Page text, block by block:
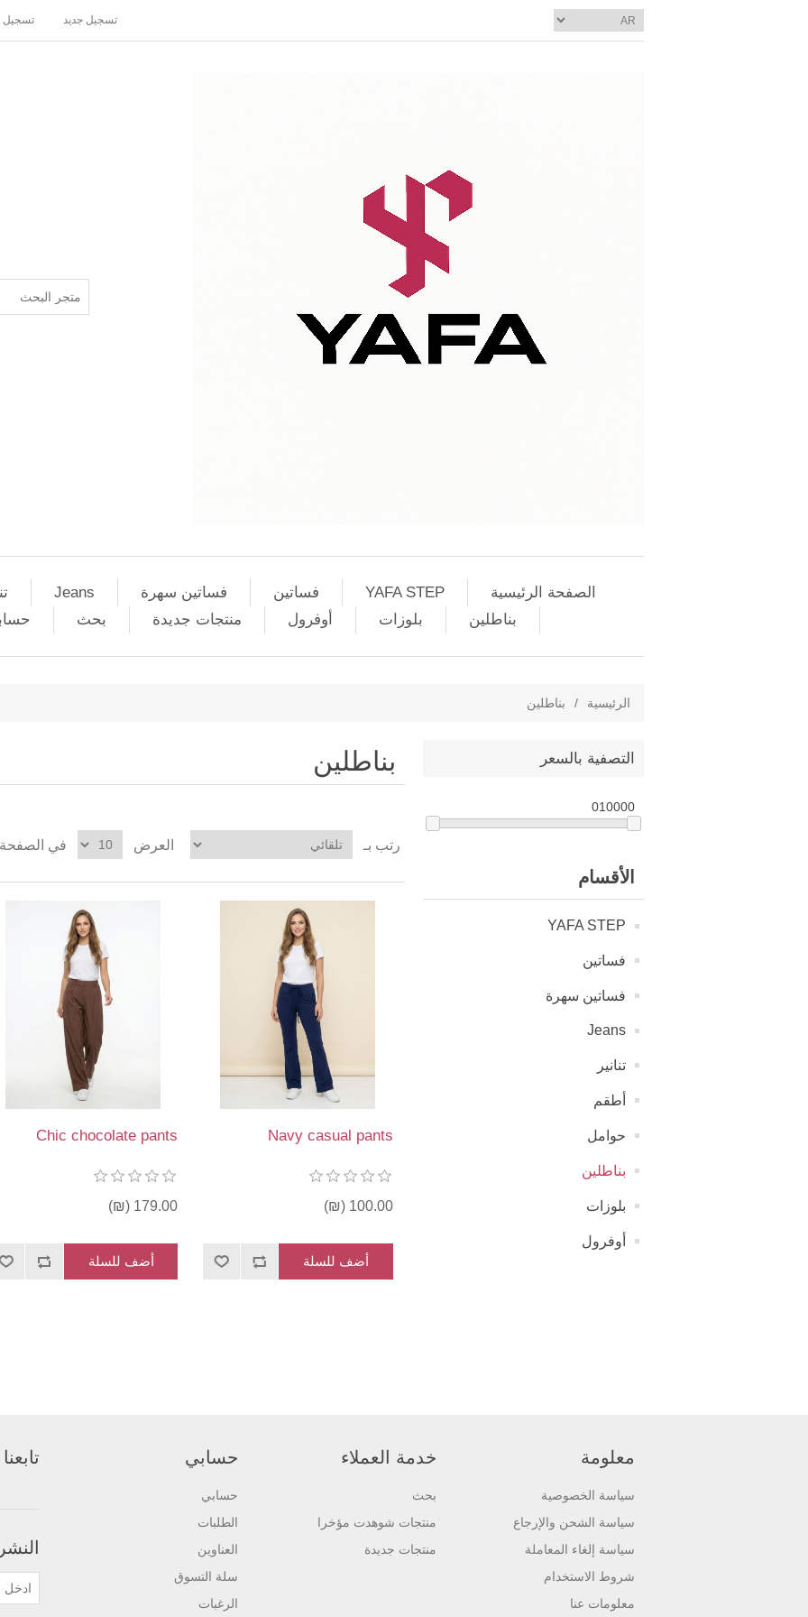
تسجيل جديد تسجيل
الصفحة الرئيسية YAFA STEP فساتين فساتين سهرة Jeans
بناطلين
بلوزات أوفرول منتجات جديدة بحث
الرئيسية / بناطلين
التصفية بالسعر
010000
الأقسام
YAFA STEP
فساتين
فساتين سهرة
Jeans
تنانير
أطقم
حوامل
بناطلين
بلوزات
أوفرول
بناطلين
رتب بـ العرض في الصفحة
Navy casual pants
100.00 (₪)
أضف للسلة
Chic chocolate pants
179.00 (₪)
أضف للسلة
معلومة
سياسة الخصوصية
سياسة الشحن والإرجاع
سياسة إلغاء المعاملة
شروط الاستخدام
معلومات عنا
خدمة العملاء
بحث
منتجات شوهدت مؤخرا
منتجات جديدة
حسابي
حسابي
الطلبات
العناوين
سلة التسوق
الرغبات
تابعنا